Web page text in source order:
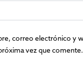
correo electrónico y
vez que comente.